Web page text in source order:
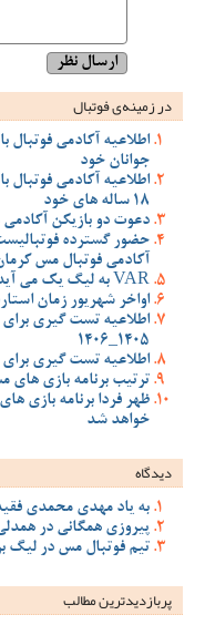
در زمینه‌ی فوتبال
اطلاعیه آکادمی
جوانان خود
اطلاعیه آکادمی
18 ساله های خود
دعوت دو بازیکن
حضور گسترده
آکادمی فوتبال مس
VAR به لیگ یک می آید؟!
اواخر شهریور زمان
اطلاعیه تست گیری
1405_1406
اطلاعیه تست گیری برای
ترتیب برنامه بازی
ظهر فردا برنامه
خواهد شد
دیدگاه
به یاد مهدی محمدی
پیروزی همگانی در
تیم فوتبال مس در لیگ برتر 87_1386، با
پربازدیدترین‌ مطالب